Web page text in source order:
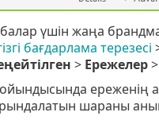
үшін жаңа
бағдарлама терезесі
> Ережелер>
ереженің
шараны